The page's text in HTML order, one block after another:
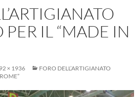
PER IL “MADE IN
× 1936
FORO DELL’ARTIGIANATO